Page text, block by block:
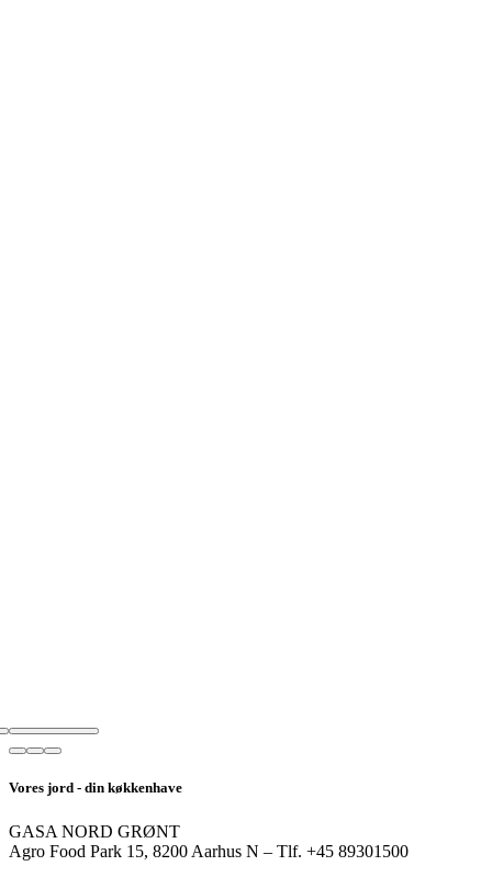
Vores jord - din køkkenhave
GASA NORD GRØNT
Agro Food Park 15, 8200 Aarhus N – Tlf. +45 89301500